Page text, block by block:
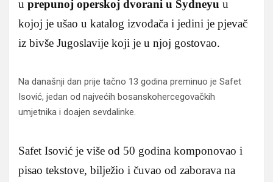
u prepunoj operskoj dvorani u Sydneyu u
kojoj je ušao u katalog izvođača i jedini je pjevač
iz bivše Jugoslavije koji je u njoj gostovao.
Na današnji dan prije tačno 13 godina preminuo je Safet
Isović, jedan od najvećih bosanskohercegovačkih
umjetnika i doajen sevdalinke.
Safet Isović je više od 50 godina komponovao i
pisao tekstove, bilježio i čuvao od zaborava na